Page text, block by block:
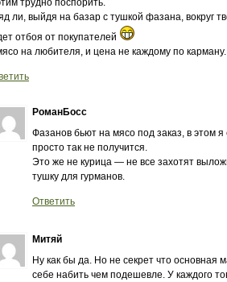
трудно поспорить.
ли, выйдя на базар с тушкой фазана, вокруг
отбоя от покупателей
на любителя, и цена не каждому по карману.
РоманБосс
Фазанов бьют на мясо под заказ, в этом я
просто так не получится.
Это же не курица — не все захотят
тушку для гурманов.
Ответить
Митяй
Ну как бы да. Но не секрет что основная
себе набить чем подешевле. У каждого